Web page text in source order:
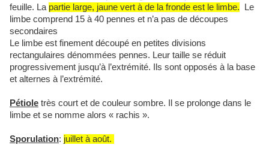
feuille. La partie large, jaune vert à de la fronde est le limbe. Le
limbe comprend 15 à 40 pennes et n’a pas de découpes
secondaires
Le limbe est finement découpé en petites divisions
rectangulaires dénommées pennes. Leur taille se réduit
progressivement jusqu’à l’extrémité. Ils sont opposés à la base
et alternes à l’extrémité.
Pétiole très court et de couleur sombre. Il se prolonge dans le
limbe et se nomme alors « rachis ».
Sporulation: juillet à août.